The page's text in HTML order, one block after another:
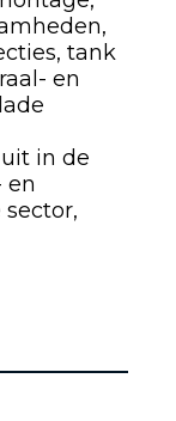
tank
en
in de
en